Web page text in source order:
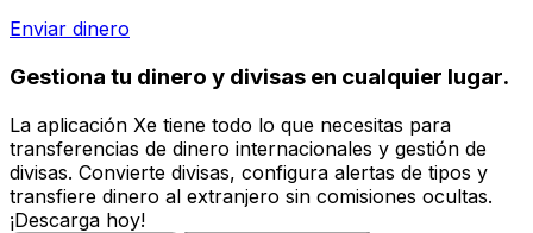
Enviar dinero
Gestiona tu dinero y divisas en cualquier lugar.
La aplicación Xe tiene todo lo que necesitas para
transferencias de dinero internacionales y gestión de
divisas. Convierte divisas, configura alertas de tipos y
transfiere dinero al extranjero sin comisiones ocultas.
¡Descarga hoy!